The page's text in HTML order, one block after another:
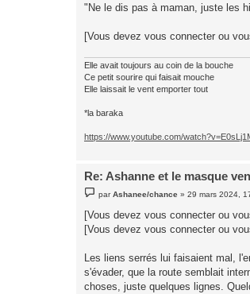
"Ne le dis pas à maman, juste les
[Vous devez vous connecter ou
Elle avait toujours au coin de la bouche
Ce petit sourire qui faisait mouche
Elle laissait le vent emporter tout
*la baraka
https://www.youtube.com/
Re: Ashanne et le masque
e
s
a
parAshanee/chance »29 mars 2024,
[Vous devez vous connecter ou
[Vous devez vous connecter ou
Les liens serrés lui faisaient mal,
s'évader, que la route semblait
choses, juste quelques lignes.